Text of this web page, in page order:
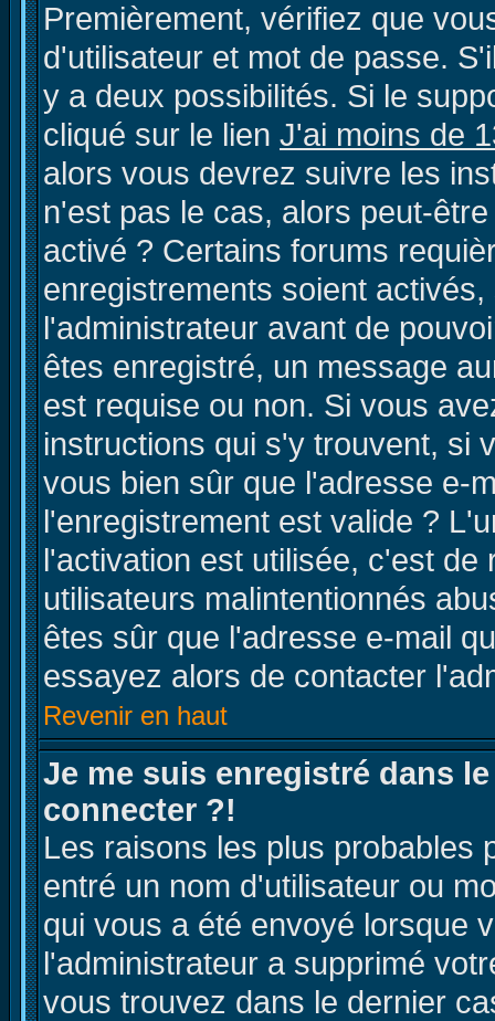
Premièrement, vérifiez que
d'utilisateur et mot de passe.
y a deux possibilités. Si le
cliqué sur le lien J'ai moins de
alors vous devrez suivre les
n'est pas le cas, alors peut-
activé ? Certains forums
enregistrements soient
l'administrateur avant de
êtes enregistré, un message
est requise ou non. Si vous
instructions qui s'y trouvent, si
vous bien sûr que l'adresse e-
l'enregistrement est valide ?
l'activation est utilisée, c'est
utilisateurs malintentionnés
êtes sûr que l'adresse e-mail
essayez alors de contacter
Revenir en haut
Je me suis enregistré dans
connecter ?!
Les raisons les plus probables
entré un nom d'utilisateur ou
qui vous a été envoyé lorsque
l'administrateur a supprimé
vous trouvez dans le dernier